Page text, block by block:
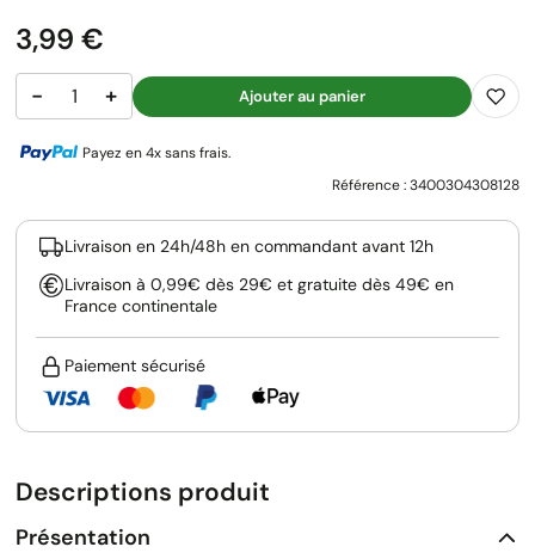
Prix
3,99 €
− + Ajouter au panier
Payez en 4x sans frais.
Référence :3400304308128
Livraison en 24h/48h en commandant avant 12h
Livraison à 0,99€ dès 29€ et gratuite dès 49€ en
France continentale
Paiement sécurisé
Descriptions produit
Présentation